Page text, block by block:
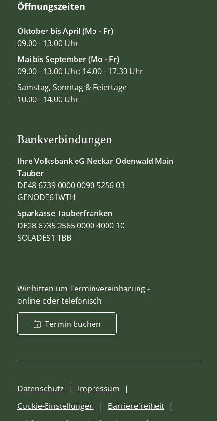
Bankverbindungen
Ihre Volksbank eG Neckar Odenwald Main
Tauber
DE48 6739 0000 0090 5256 03
GENODE61WTH
Sparkasse Tauberfranken
DE28 6735 2565 0000 4000 10
SOLADES1 TBB
Wir bitten um Terminvereinbarung -
online oder telefonisch
Termin buchen
Öffnungszeiten
Oktober bis April (Mo - Fr)
09.00 - 13.00 Uhr
Mai bis September (Mo - Fr)
09.00 - 13.00 Uhr; 14.00 - 17.30 Uhr
Samstag, Sonntag & Feiertage
10.00 - 14.00 Uhr
Datenschutz
Impressum
Cookie-Einstellungen
Barrierefreiheit